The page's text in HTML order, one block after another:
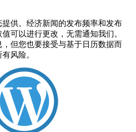
供。经济新闻的发布频率和发布
可以进行更改，无需通知我们。
但您也要接受与基于日历数据而
风险。